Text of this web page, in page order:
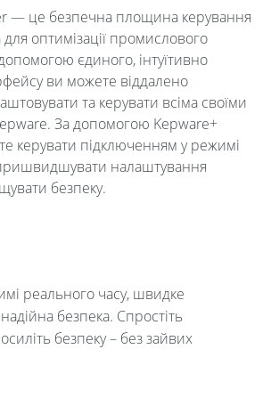
— це безпечна площина керування
оптимізації промислового
єдиного, інтуїтивно
ви можете віддалено
та керувати всіма своїми
За допомогою Kepware+
керувати підключенням у режимі
налаштування
безпеку.
реального часу, швидке
безпека. Спростіть
безпеку – без зайвих